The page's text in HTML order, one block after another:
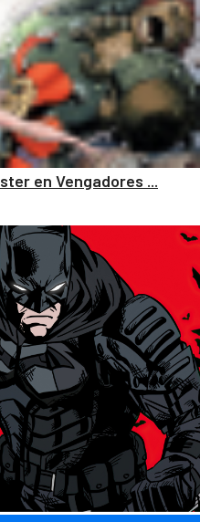
en Vengadores ...